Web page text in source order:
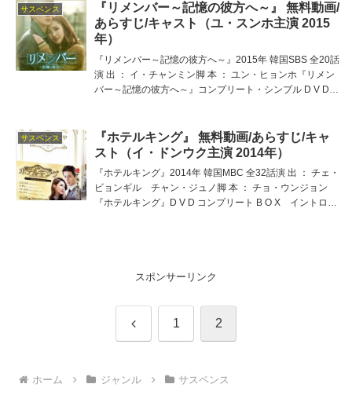
サスペンス
『リメンバー～記憶の彼方へ～』 無料動画/
あらすじ/キャスト（ユ・スンホ主演 2015
年）
『リメンバー～記憶の彼方へ～』2015年 韓国SBS 全20話
演 出 ： イ・チャンミン脚 本 ： ユン・ヒョンホ『リメン
バー～記憶の彼方へ～』コンプリート・シンプル D V D -
サスペンス
『ホテルキング』 無料動画/あらすじ/キャ
スト（イ・ドンウク主演 2014年）
『ホテルキング』2014年 韓国MBC 全32話演 出 ： チェ・
ビョンギル チャン・ジュノ脚 本 ： チョ・ウンジョン
『ホテルキング』D V D コンプリート B O X イントロダ
スポンサーリンク
前 1 2
ホーム ジャンル サスペンス